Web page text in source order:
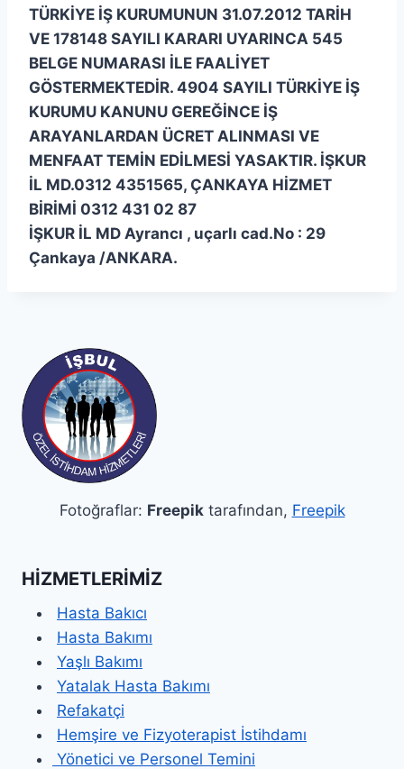
TÜRKİYE İŞ KURUMUNUN 31.07.2012 TARİH
VE 178148 SAYILI KARARI UYARINCA 545
BELGE NUMARASI İLE FAALİYET
GÖSTERMEKTEDİR. 4904 SAYILI TÜRKİYE İŞ
KURUMU KANUNU GEREĞİNCE İŞ
ARAYANLARDAN ÜCRET ALINMASI VE
MENFAAT TEMİN EDİLMESİ YASAKTIR. İŞKUR
İL MD.0312 4351565, ÇANKAYA HİZMET
BİRİMİ 0312 431 02 87
İŞKUR İL MD Ayrancı , uçarlı cad.No : 29
Çankaya /ANKARA.
Fotoğraflar: Freepiktarafından, Freepik
HIZMETLERIMIZ
Hasta Bakıcı
Hasta Bakımı
Yaşlı Bakımı
Yatalak Hasta Bakımı
Refakatçi
Hemşire ve Fizyoterapist İstihdamı
Yönetici ve Personel Temini